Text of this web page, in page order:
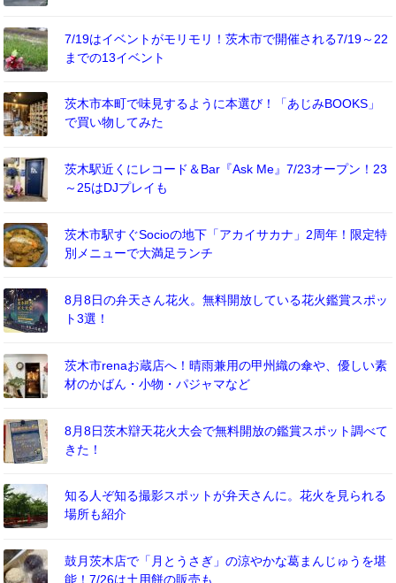
7/19はイベントがモリモリ！茨木市で開催される7/19～22
までの13イベント
茨木市本町で味見するように本選び！「あじみBOOKS」
で買い物してみた
茨木駅近くにレコード＆Bar『Ask Me』7/23オープン！23
～25はDJプレイも
茨木市駅すぐSocioの地下「アカイサカナ」2周年！限定特
別メニューで大満足ランチ
8月8日の弁天さん花火。無料開放している花火鑑賞スポッ
ト3選！
茨木市renaお蔵店へ！晴雨兼用の甲州織の傘や、優しい素
材のかばん・小物・パジャマなど
8月8日茨木辯天花火大会で無料開放の鑑賞スポット調べて
きた！
知る人ぞ知る撮影スポットが弁天さんに。花火を見られる
場所も紹介
鼓月茨木店で「月とうさぎ」の涼やかな葛まんじゅうを堪
能！7/26は土用餅の販売も